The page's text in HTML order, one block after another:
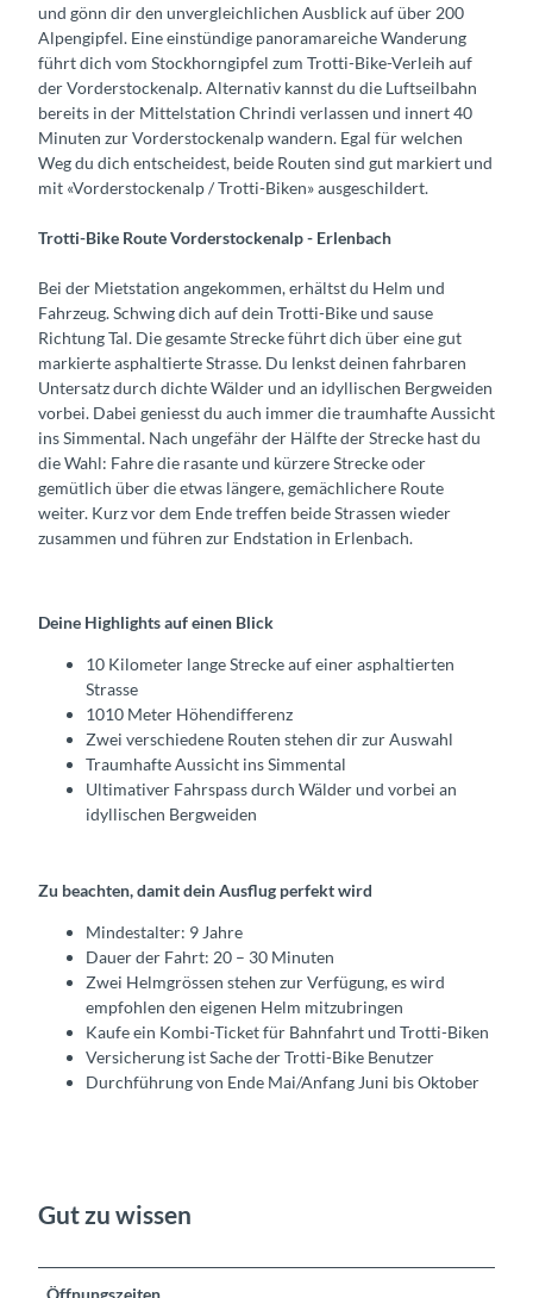
und gönn dir den unvergleichlichen Ausblick auf über 200
Alpengipfel. Eine einstündige panoramareiche Wanderung
führt dich vom Stockhorngipfel zum Trotti-Bike-Verleih auf
der Vorderstockenalp. Alternativ kannst du die Luftseilbahn
bereits in der Mittelstation Chrindi verlassen und innert 40
Minuten zur Vorderstockenalp wandern. Egal für welchen
Weg du dich entscheidest, beide Routen sind gut markiert und
mit «Vorderstockenalp / Trotti-Biken» ausgeschildert.
Trotti-Bike Route Vorderstockenalp - Erlenbach
Bei der Mietstation angekommen, erhältst du Helm und
Fahrzeug. Schwing dich auf dein Trotti-Bike und sause
Richtung Tal. Die gesamte Strecke führt dich über eine gut
markierte asphaltierte Strasse. Du lenkst deinen fahrbaren
Untersatz durch dichte Wälder und an idyllischen Bergweiden
vorbei. Dabei geniesst du auch immer die traumhafte Aussicht
ins Simmental. Nach ungefähr der Hälfte der Strecke hast du
die Wahl: Fahre die rasante und kürzere Strecke oder
gemütlich über die etwas längere, gemächlichere Route
weiter. Kurz vor dem Ende treffen beide Strassen wieder
zusammen und führen zur Endstation in Erlenbach.
Deine Highlights auf einen Blick
10 Kilometer lange Strecke auf einer asphaltierten
Strasse
1010 Meter Höhendifferenz
Zwei verschiedene Routen stehen dir zur Auswahl
Traumhafte Aussicht ins Simmental
Ultimativer Fahrspass durch Wälder und vorbei an
idyllischen Bergweiden
Zu beachten, damit dein Ausflug perfekt wird
Mindestalter: 9 Jahre
Dauer der Fahrt: 20 – 30 Minuten
Zwei Helmgrössen stehen zur Verfügung, es wird
empfohlen den eigenen Helm mitzubringen
Kaufe ein Kombi-Ticket für Bahnfahrt und Trotti-Biken
Versicherung ist Sache der Trotti-Bike Benutzer
Durchführung von Ende Mai/Anfang Juni bis Oktober
Gut zu wissen